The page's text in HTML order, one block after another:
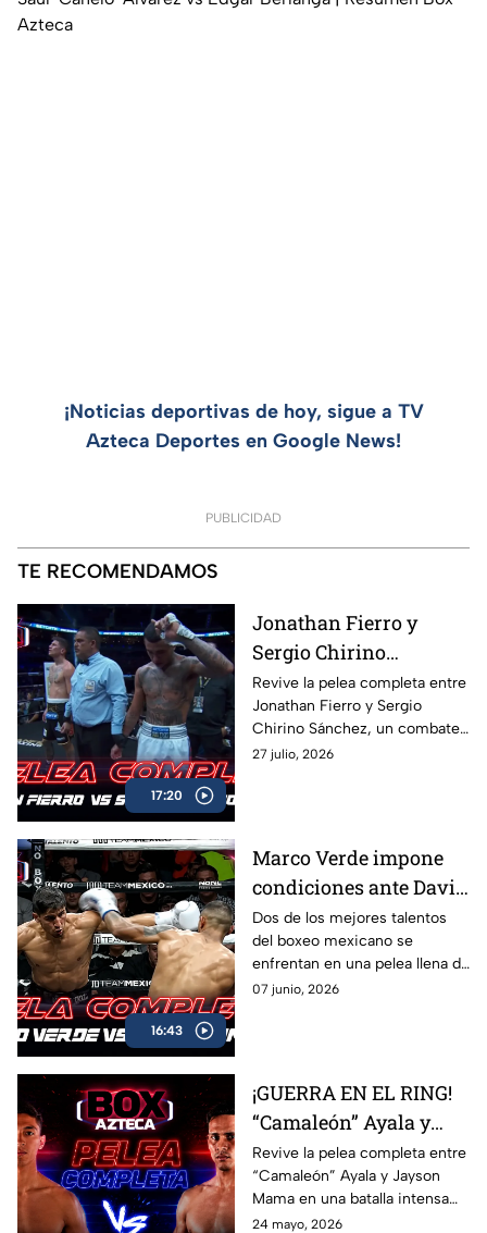
Azteca
¡Noticias deportivas de hoy, sigue a TV
Azteca Deportes en Google News!
PUBLICIDAD
TE RECOMENDAMOS
17:20
Jonathan Fierro y
Sergio Chirino
protagonizan una
guerra sobre el ring
Revive la pelea completa entre
Jonathan Fierro y Sergio
Chirino Sánchez, un combate
lleno de intensidad,
27 julio, 2026
16:43
Marco Verde impone
condiciones ante David
Camacho en una
intensa batalla de Box
Azteca
Dos de los mejores talentos
del boxeo mexicano se
enfrentan en una pelea llena de
acción, potencia y grandes
Box Azteca.
07 junio, 2026
¡GUERRA EN EL RING!
“Camaleón” Ayala y
Jayson Mama se
dieron con todo
Revive la pelea completa entre
“Camaleón” Ayala y Jayson
Mama en una batalla intensa
llena de golpes, emoción y
24 mayo, 2026